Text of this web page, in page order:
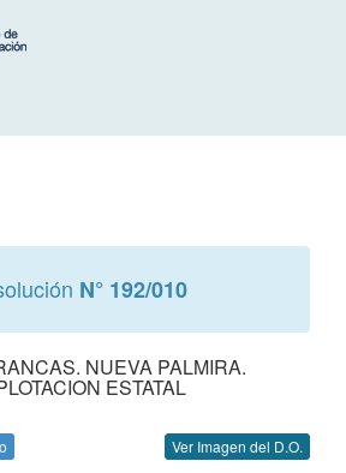
N° 192/010
NUEVA PALMIRA.
ESTATAL
Ver Imagen del D.O.